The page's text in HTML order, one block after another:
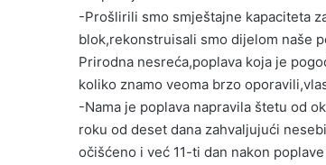
-Prošlirili smo smještajne kapaciteta
blok,rekonstruisali smo dijelom naše
Prirodna nesreća,poplava koja je
koliko znamo veoma brzo
-Nama je poplava napravila štetu od
roku od deset dana zahvaljujući
očišćeno i već 11-ti dan nakon